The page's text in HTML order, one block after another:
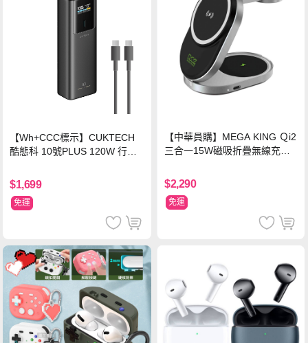
【Wh+CCC標示】CUKTECH
酷態科 10號PLUS 120W 行動
色
$1,699
免運
【中華員購】MEGA KING Ｑi2
三合一15W磁吸折疊無線充電
$2,290
免運